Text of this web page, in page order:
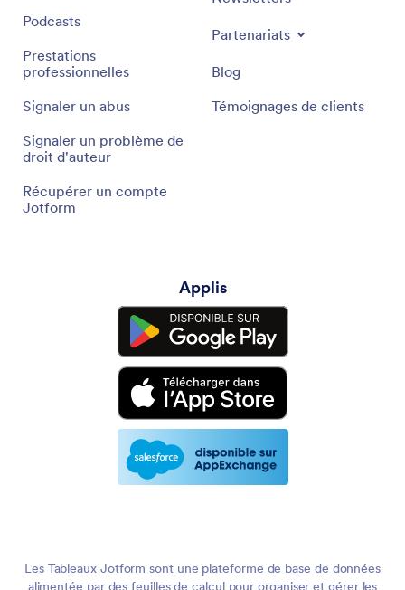
Podcasts
Prestations
professionnelles
Signaler un abus
Signaler un problème de
droit d'auteur
Récupérer un compte
Jotform
Partenariats
Blog
Témoignages de clients
Applis
Les Tableaux Jotform sont une plateforme de base de données